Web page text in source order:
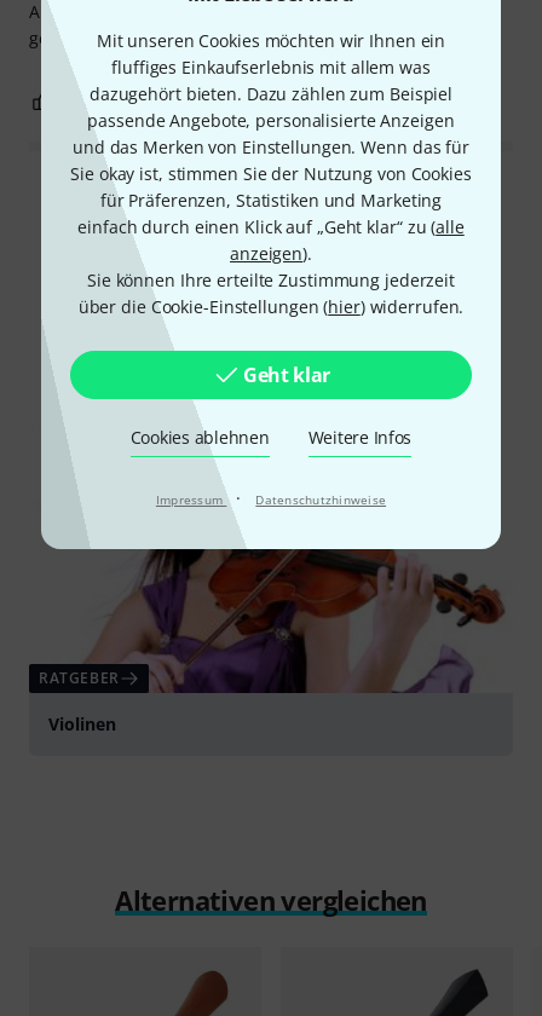
Mit unseren Cookies möchten wir Ihnen ein
fluffiges Einkaufserlebnis mit allem was
dazugehört bieten. Dazu zählen zum Beispiel
passende Angebote, personalisierte Anzeigen
und das Merken von Einstellungen. Wenn das für
Sie okay ist, stimmen Sie der Nutzung von Cookies
für Präferenzen, Statistiken und Marketing
einfach durch einen Klick auf „Geht klar“ zu (alle
anzeigen).
Sie können Ihre erteilte Zustimmung jederzeit
über die Cookie-Einstellungen (hier) widerrufen.
Geht klar
Cookies ablehnen Weitere Infos
Impressum · Datenschutzhinweise
Ausgezeichnetes Qualitätsprodukt. Schade um den
geringen Abstimmungsspielraum über die Feinstimmer.
0 BEWERTUNG MELDEN
Alle Bewertungen lesen
Schon gewusst?
Alle Ratgeber
RATGEBER
Violinen
Alternativen vergleichen